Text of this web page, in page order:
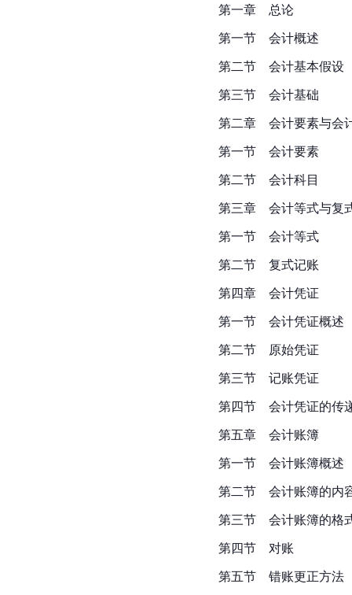
第一章　总论
第一节　会计概述
第二节　会计基本假设
第三节　会计基础
第二章　会计要素与会
第一节　会计要素
第二节　会计科目
第三章　会计等式与复
第一节　会计等式
第二节　复式记账
第四章　会计凭证
第一节　会计凭证概述
第二节　原始凭证
第三节　记账凭证
第四节　会计凭证的传
第五章　会计账簿
第一节　会计账簿概述
第二节　会计账簿的内
第三节　会计账簿的格
第四节　对账
第五节　错账更正方法